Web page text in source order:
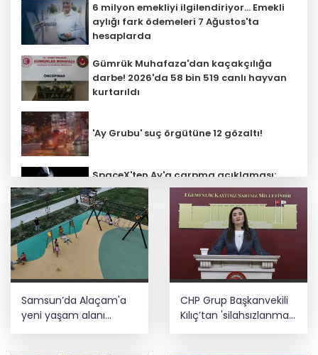
6 milyon emekliyi ilgilendiriyor... Emekli
aylığı fark ödemeleri 7 Ağustos'ta
hesaplarda
Gümrük Muhafaza'dan kaçakçılığa
darbe! 2026'da 58 bin 519 canlı hayvan
kurtarıldı
'Ay Grubu' suç örgütüne 12 gözaltı!
SpaceX'ten Ay'a çarpma açıklaması:
Sorumlu uzay operasyonları için
çalışıyoruz
Bozcaada mercan resifleri için koruma
seferberliği... 180 deniz canlısı türü kayıt
altına alındı
Türk F-16'ları NATO görevi için
Estonya'da... MSB yerli savunma
sistemleriyle güçleniyor
Samsun’da Alaçam'a
yeni yaşam alanı
CHP Grup Başkanvekili
Kılıç’tan 'silahsızlanma'